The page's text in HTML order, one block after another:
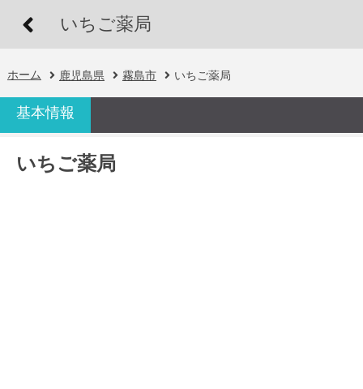
いちご薬局
ホーム 鹿児島県 霧島市 いちご薬局
基本情報
いちご薬局